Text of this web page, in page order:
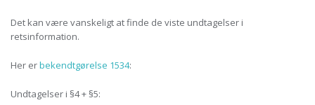
Det kan være vanskeligt at finde de viste undtagelser i
retsinformation.
Her erbekendtgørelse 1534:
Undtagelser i §4 + §5: